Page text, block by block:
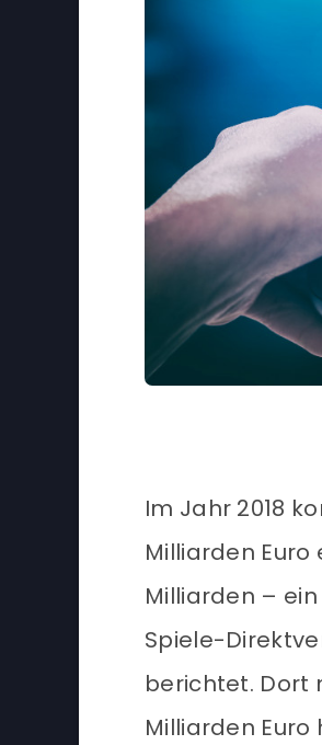
Im Jahr 2018
Milliarden
Milliarden –
Spiele-
berichtet. Dort
Milliarden